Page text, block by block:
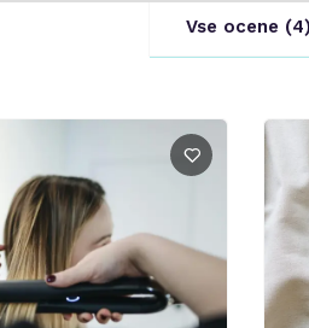
Vse ocene (4)